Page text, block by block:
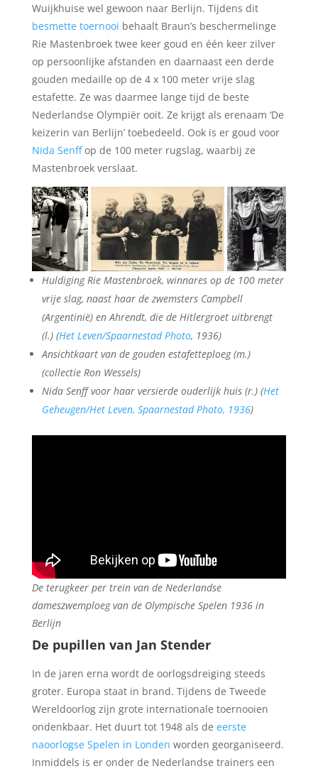
Wuijkhuise wel gewoon naar Berlijn. Tijdens dit
besmette toernooi behaalt Braun’s beschermelinge
Rie Mastenbroek twee keer goud en één keer zilver
op persoonlijke afstanden en daarnaast een derde
gouden medaille op de 4 x 100 meter vrije slag
estafette. Ze was daarmee lange tijd de beste
Nederlandse Olympiër ooit. Ze krijgt als erenaam ‘De
keizerin van Berlijn’ toebedeeld. Ook is er goud voor
Nida Senffop de 100 meter rugslag, waarbij ze
Mastenbroek verslaat.
Huldiging Rie Mastenbroek, winnares op de 100 meter
vrije slag, naast haar de zwemsters Campbell
(Argentinië) en Ahrendt, die de Hitlergroet uitbrengt
(l.) (Het Leven/Spaarnestad Photo, 1936)
Ansichtkaart van de gouden estafetteploeg (m.)
(collectie Ron Wessels)
Nida Senff voor haar versierde ouderlijk huis (r.) (Het
Geheugen/Het Leven, Spaarnestad Photo, 1936)
De terugkeer per trein van de Nederlandse
dameszwemploeg van de Olympische Spelen 1936 in
Berlijn
De pupillen van Jan Stender
In de jaren erna wordt de oorlogsdreiging steeds
groter. Europa staat in brand. Tijdens de Tweede
Wereldoorlog zijn grote internationale toernooien
ondenkbaar. Het duurt tot 1948 als de eerste
naoorlogse Spelen in Londen worden georganiseerd.
Inmiddels is er onder de Nederlandse trainers een